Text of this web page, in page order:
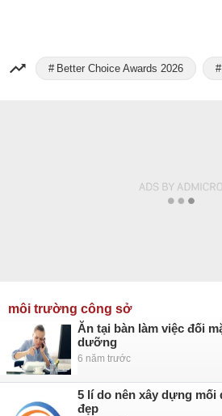
Better Choice Awards 2026
môi trường công sở
Ăn tại bàn làm việc đối
dưỡng
6 năm trước
5 lí do nên xây dựng mối
đẹp